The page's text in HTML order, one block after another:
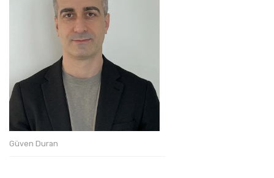
Güven Duran